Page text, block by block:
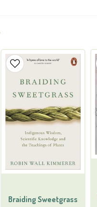
Braiding Sweetgrass